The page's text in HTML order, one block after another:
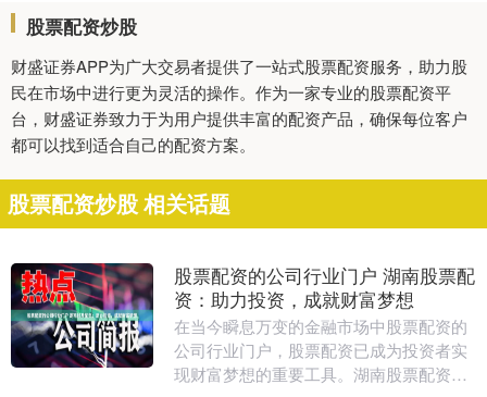
股票配资炒股
财盛证券APP为广大交易者提供了一站式股票配资服务，助力股
民在市场中进行更为灵活的操作。作为一家专业的股票配资平
台，财盛证券致力于为用户提供丰富的配资产品，确保每位客户
都可以找到适合自己的配资方案。
股票配资炒股 相关话题
股票配资的公司行业门户 湖南股票配
资：助力投资，成就财富梦想
在当今瞬息万变的金融市场中股票配资的
公司行业门户，股票配资已成为投资者实
现财富梦想的重要工具。湖南股票配资，